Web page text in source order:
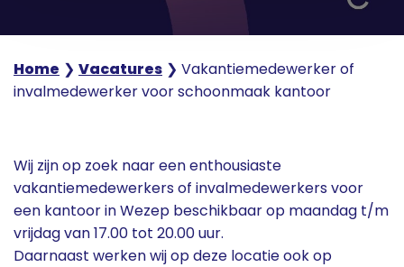
Home ❯ Vacatures ❯ Vakantiemedewerker of
invalmedewerker voor schoonmaak kantoor
Wij zijn op zoek naar een enthousiaste
vakantiemedewerkers of invalmedewerkers voor
een kantoor in Wezep beschikbaar op maandag t/m
vrijdag van 17.00 tot 20.00 uur.
Daarnaast werken wij op deze locatie ook op